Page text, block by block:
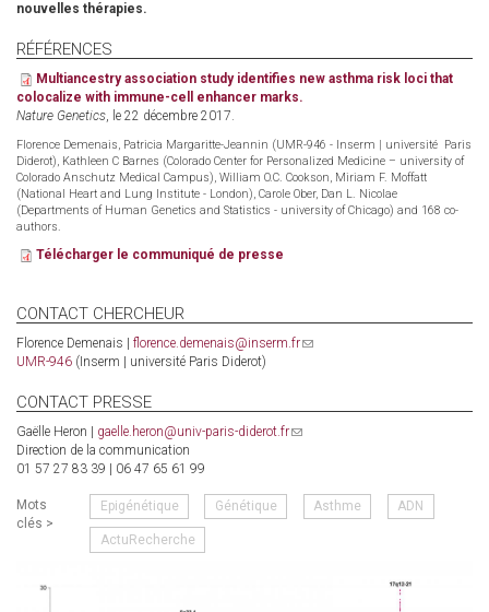
nouvelles thérapies.
RÉFÉRENCES
Multiancestry association study identifies new asthma risk loci that
colocalize with immune-cell enhancer marks.
Nature Genetics, le 22 décembre 2017.
Florence Demenais, Patricia Margaritte-Jeannin (UMR-946 - Inserm | université Paris
Diderot), Kathleen C Barnes (Colorado Center for Personalized Medicine – university of
Colorado Anschutz Medical Campus), William O.C. Cookson, Miriam F. Moffatt
(National Heart and Lung Institute - London), Carole Ober, Dan L. Nicolae
(Departments of Human Genetics and Statistics - university of Chicago) and 168 co-
authors.
Télécharger le communiqué de presse
CONTACT CHERCHEUR
Florence Demenais | florence.demenais@inserm.fr(link
UMR-946 (Inserm | université Paris Diderot)
CONTACT PRESSE
Gaëlle Heron | gaelle.heron@univ-paris-diderot.fr(link
Direction de la communication
01 57 27 83 39 | 06 47 65 61 99
Mots
clés >
Epigénétique Génétique Asthme ADN
ActuRecherche